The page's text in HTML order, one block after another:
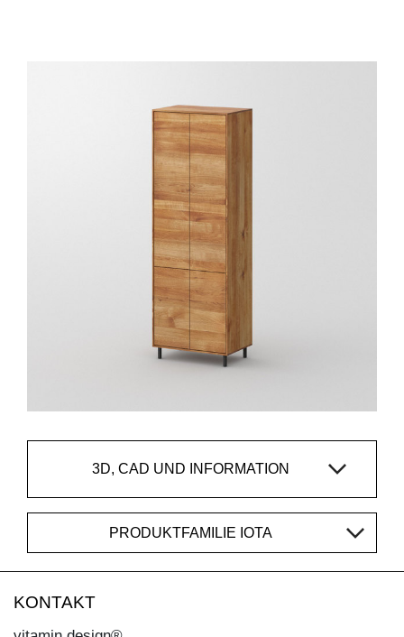
3D, CAD UND INFORMATION
PRODUKTFAMILIE IOTA
KONTAKT